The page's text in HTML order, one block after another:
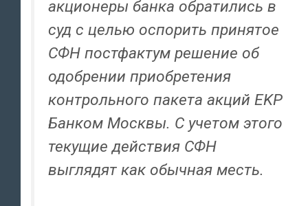
акционеры банка обратились в
суд с целью оспорить принятое
СФН постфактум решение об
одобрении приобретения
контрольного пакета акций EKP
Банком Москвы. С учетом этого
текущие действия СФН
выглядят как обычная месть.